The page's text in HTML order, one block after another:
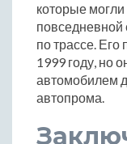
которые могли
повседневной
по трассе.
1999 году, но
автомобилем
автопрома.